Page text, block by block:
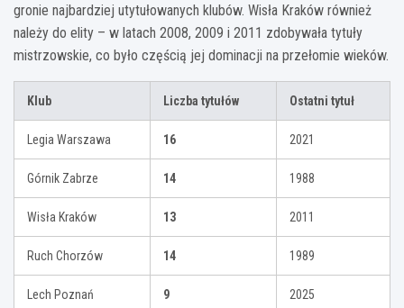
gronie najbardziej utytułowanych klubów. Wisła Kraków również
należy do elity – w latach 2008, 2009 i 2011 zdobywała tytuły
mistrzowskie, co było częścią jej dominacji na przełomie wieków.
Klub Liczba tytułów Ostatni tytuł
Legia Warszawa 16 2021
Górnik Zabrze 14 1988
Wisła Kraków 13 2011
Ruch Chorzów 14 1989
Lech Poznań 9 2025